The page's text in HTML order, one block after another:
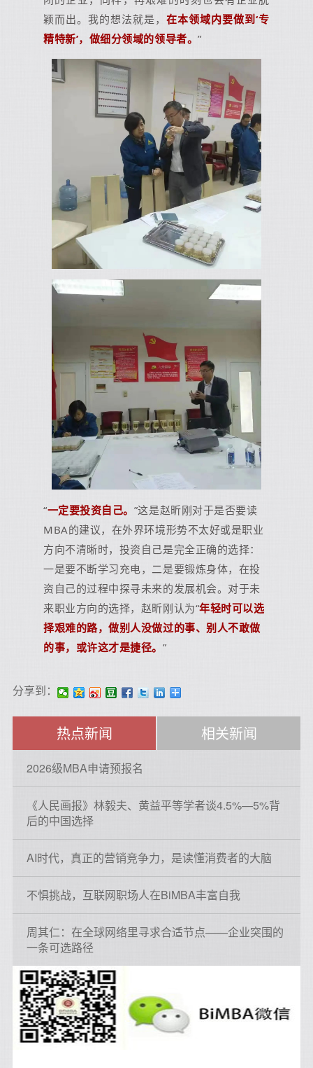
颖而出。我的想法就是，在本领域内要做到‘专
精特新’，做细分领域的领导者。”
“一定要投资自己。 ”这是赵昕刚对于是否要读
MBA的建议，在外界环境形势不太好或是职业
方向不清晰时，投资自己是完全正确的选择：
一是要不断学习充电，二是要锻炼身体，在投
资自己的过程中探寻未来的发展机会。对于未
来职业方向的选择，赵昕刚认为“年轻时可以选
择艰难的路，做别人没做过的事、别人不敢做
的事，或许这才是捷径。 ”
分享到：
热点新闻 相关新闻
2026级MBA申请预报名
《人民画报》林毅夫、黄益平等学者谈4.5%—5%背
后的中国选择
AI时代，真正的营销竞争力，是读懂消费者的大脑
不惧挑战，互联网职场人在BiMBA丰富自我
周其仁：在全球网络里寻求合适节点——企业突围的
一条可选路径